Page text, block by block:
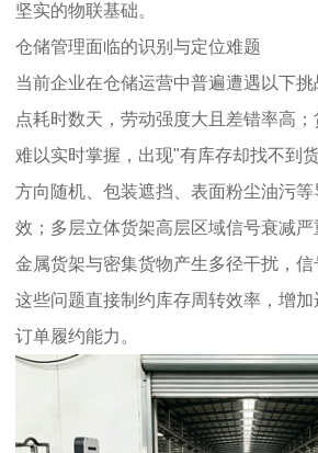
坚实的物联基础。
仓储管理面临的识别与定位难题
当前企业在仓储运营中普遍遭遇以下
点耗时数天，劳动强度大且差错率高
难以实时掌握，出现"有库存却找不到
方向随机、包装遮挡、表面粉尘油污
效；多层立体货架高层区域信号衰减严
金属货架与密集货物产生多径干扰，信
这些问题直接制约库存周转效率，增
订单履约能力。